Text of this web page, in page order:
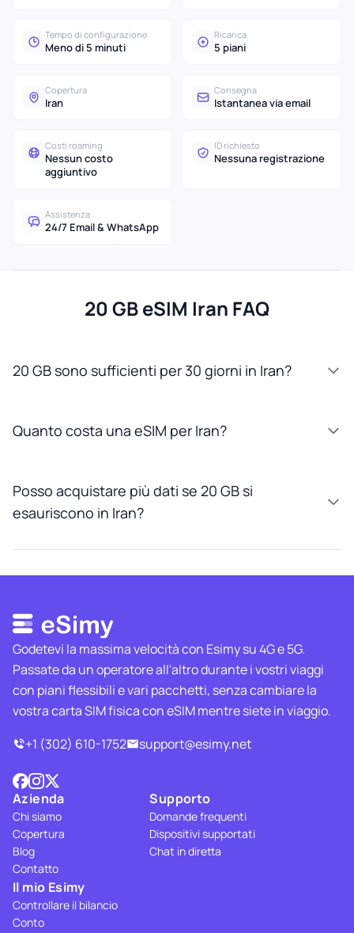
Tempo di configurazione
Meno di 5 minuti
Ricarica
5 piani
Copertura
Iran
Consegna
Istantanea via email
Costi roaming
Nessun costo
aggiuntivo
ID richiesto
Nessuna registrazione
Assistenza
24/7 Email & WhatsApp
20 GB eSIM Iran FAQ
20 GB sono sufficienti per 30 giorni in Iran?
Quanto costa una eSIM per Iran?
Posso acquistare più dati se 20 GB si
esauriscono in Iran?
Godetevi la massima velocità con Esimy su 4G e 5G.
Passate da un operatore all'altro durante i vostri viaggi
con piani flessibili e vari pacchetti, senza cambiare la
vostra carta SIM fisica con eSIM mentre siete in viaggio.
+1 (302) 610-1752
support@esimy.net
Azienda
Chi siamo
Copertura
Blog
Contatto
Supporto
Domande frequenti
Dispositivi supportati
Chat in diretta
Il mio Esimy
Controllare il bilancio
Conto